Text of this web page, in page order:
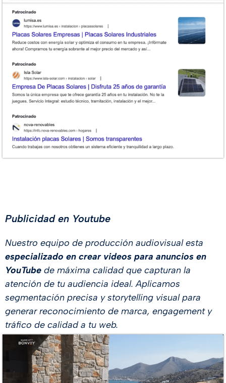
Publicidad en Youtube
Nuestro equipo de producción audiovisual esta
especializado en crear videos para anuncios en
YouTube de máxima calidad que capturan la
atención de tu audiencia ideal. Aplicamos
segmentación precisa y storytelling visual para
generar reconocimiento de marca, engagement y
tráfico de calidad a tu web.